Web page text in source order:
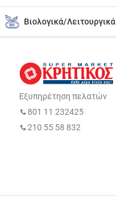
Βιολογικά/Λειτουργικά
Εξυπηρέτηση πελατών
801 11 232425
210 55 58 832